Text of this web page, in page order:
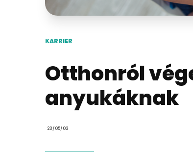
KARRIER
Otthonról
anyukáknak
23/05/03